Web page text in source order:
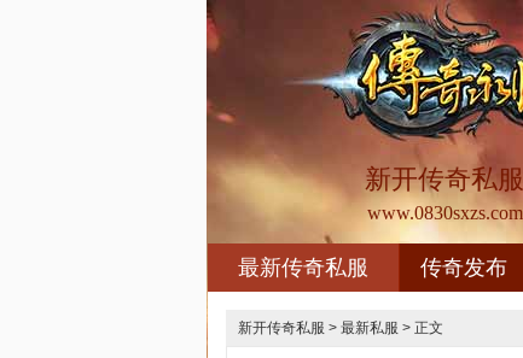
新开传奇私服
www.0830sxzs.com
最新传奇私服 传奇发布
新开传奇私服 > 最新私服 > 正文